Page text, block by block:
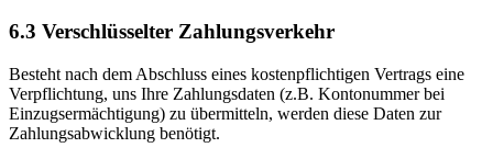
6.3 Verschlüsselter Zahlungsverkehr
Besteht nach dem Abschluss eines kostenpflichtigen Vertrags eine
Verpflichtung, uns Ihre Zahlungsdaten (z.B. Kontonummer bei
Einzugsermächtigung) zu übermitteln, werden diese Daten zur
Zahlungsabwicklung benötigt.